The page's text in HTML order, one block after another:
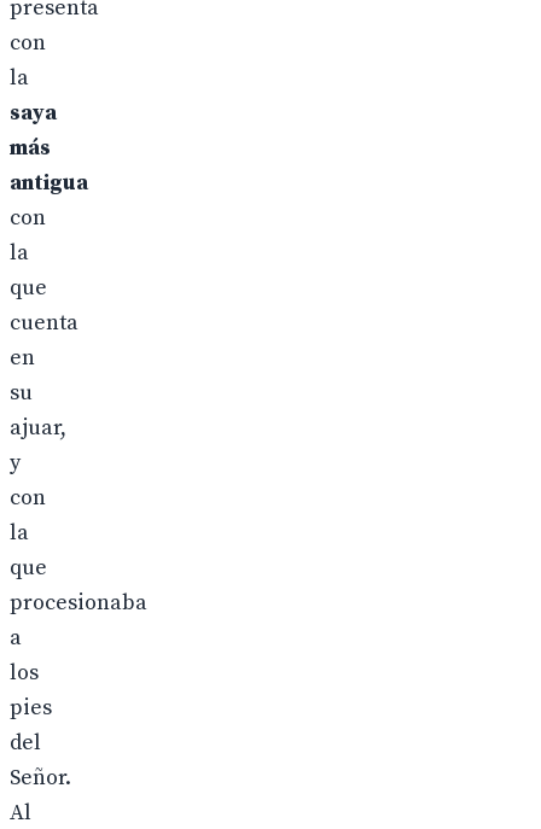
presenta
con
la
saya
más
antigua
con
la
que
cuenta
en
su
ajuar,
y
con
la
que
procesionaba
a
los
pies
del
Señor.
Al